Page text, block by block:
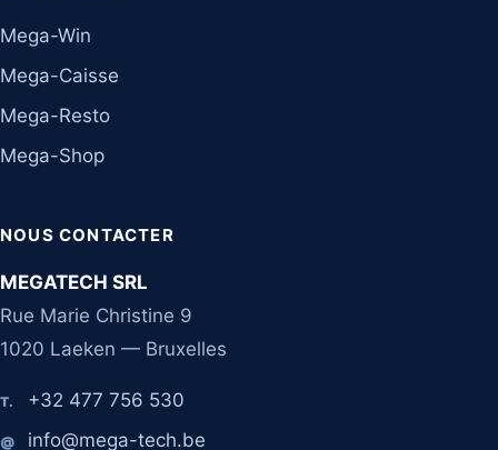
Mega-Win
Mega-Caisse
Mega-Resto
Mega-Shop
NOUS CONTACTER
MEGATECH SRL
Rue Marie Christine 9
1020 Laeken — Bruxelles
T. +32 477 756 530
@ info@mega-tech.be